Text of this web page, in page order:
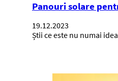
Panouri solare
19.12.2023
Știi ce este nu numai